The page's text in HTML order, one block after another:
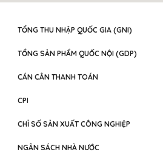
TỔNG THU NHẬP QUỐC GIA (GNI)
TỔNG SẢN PHẨM QUỐC NỘI (GDP)
CÁN CÂN THANH TOÁN
CPI
CHỈ SỐ SẢN XUẤT CÔNG NGHIỆP
NGÂN SÁCH NHÀ NƯỚC